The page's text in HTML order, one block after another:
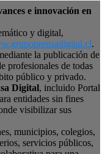
e innovación en
y digital,
.
la publicación de
profesionales de todas
público y privado.
Digital, incluido Portal
entidades sin fines
visibilizar sus
municipios, colegios,
servicios públicos,